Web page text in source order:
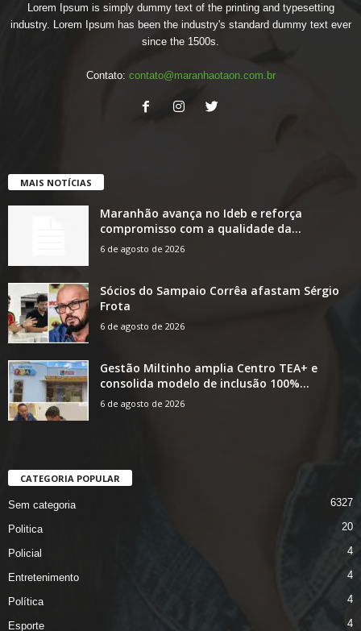
Lorem Ipsum is simply dummy text of the printing and typesetting
industry. Lorem Ipsum has been the industry's standard dummy text ever
since the 1500s.
Contato: contato@maranhaotaon.com.br
MAIS NOTÍCIAS
Maranhão avança no Ideb e reforça
compromisso com a qualidade da...
6 de agosto de 2026
Sócios do Sampaio Corrêa afastam Sérgio
Frota
6 de agosto de 2026
Gestão Miltinho amplia Centro TEA+ e
consolida modelo de inclusão 100%...
6 de agosto de 2026
CATEGORIA POPULAR
Sem categoria 6327
Politica 20
Policial 4
Entretenimento 4
Política 4
Esporte 4